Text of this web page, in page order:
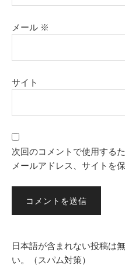
メール ※
サイト
次回のコメントで使用する
メールアドレス、サイトを保
日本語が含まれない投稿は
い。（スパム対策）